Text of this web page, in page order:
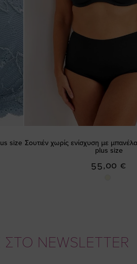
size Σουτιέν χωρίς ενίσχυση με
plus size
55,00 €
NEWSLETTER